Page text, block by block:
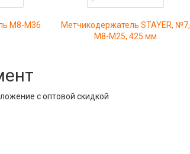
М8-М36
Метчикодержатель STAYER, №7,
М8-М25, 425 мм
с оптовой скидкой